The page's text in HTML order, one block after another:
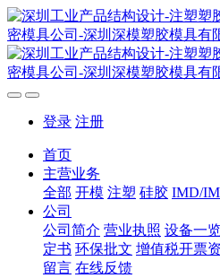
登录 注册
首页
主营业务
全部 开模 注塑 硅胶 IMD/
公司
公司简介 营业执照 设备一
定书 环保批文 增值税开票
留言 在线反馈